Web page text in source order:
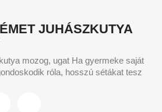
JUHÁSZKUTYA
mozog, ugat Ha gyermeke saját
róla, hosszú sétákat tesz